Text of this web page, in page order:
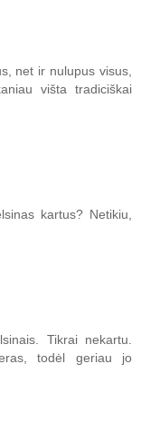
net ir nulupus visus,
višta tradiciškai
kartus? Netikiu,
Tikrai nekartu.
todėl geriau jo